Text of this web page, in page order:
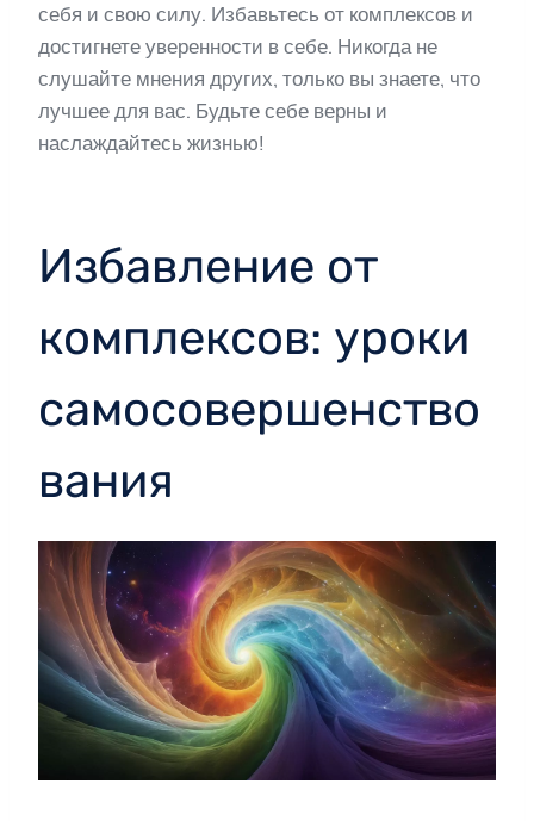
себя и свою силу. Избавьтесь от комплексов и
достигнете уверенности в себе. Никогда не
слушайте мнения других, только вы знаете, что
лучшее для вас. Будьте себе верны и
наслаждайтесь жизнью!
Избавление от
комплексов: уроки
самосовершенство
вания